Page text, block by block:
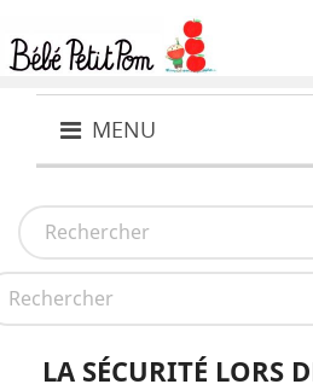
MENU
LA SÉCURITÉ LORS